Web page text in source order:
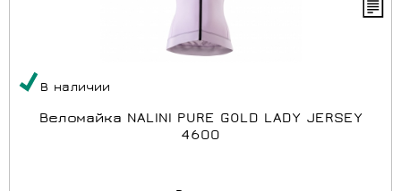
В наличии
Веломайка NALINI PURE GOLD LADY JERSEY
4600